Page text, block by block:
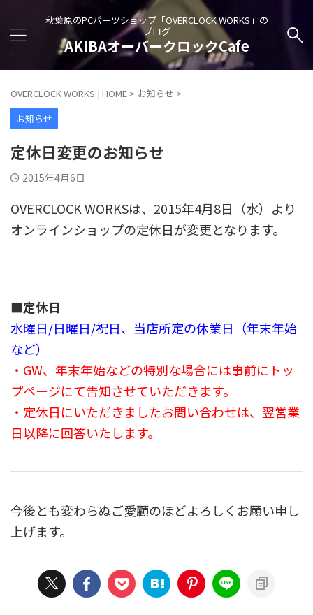
秋葉原のPCパーツショップ「OVERCLOCK WORKS」の
ブログ
AKIBAオーバークロックCafe
OVERCLOCK WORKS | HOME > お知らせ >
お知らせ
定休日変更のお知らせ
2015年4月6日
OVERCLOCK WORKSは、2015年4月8日（水）より
オンラインショップの定休日が変更となります。
■定休日
水曜日/日曜日/祝日、当店所定の休業日（年末年始
など）
・GW、年末年始などの特別な場合には事前にトッ
プページにて告知させていただきます。
・定休日にいただきましたお問い合わせは、翌営業
日以降に回答いたします。
今後とも変わらぬご愛顧のほどよろしくお願い申し
上げます。